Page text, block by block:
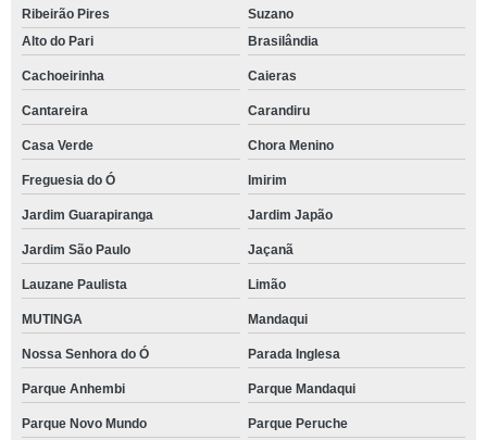
Ribeirão Pires
Suzano
Alto do Pari
Brasilândia
Cachoeirinha Caieras
Cantareira Carandiru
Casa Verde Chora Menino
Freguesia do Ó Imirim
Jardim Guarapiranga Jardim Japão
Jardim São Paulo Jaçanã
Lauzane Paulista Limão
MUTINGA Mandaqui
Nossa Senhora do Ó Parada Inglesa
Parque Anhembi Parque Mandaqui
Parque Novo Mundo Parque Peruche